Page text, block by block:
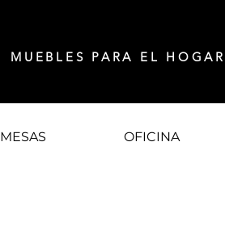
MUEBLES PARA EL HOGAR
MESAS OFICINA